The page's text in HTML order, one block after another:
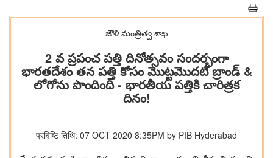
జౌళి మంత్రిత్వ శాఖ
2 వ ప్రపంచ పత్తి దినోత్సవం సందర్భంగా
భారతదేశం తన పత్తి కోసం మొట్టమొదటి బ్రాండ్ &
లోగోను పొందింది - భారతీయ పత్తికి చారిత్రక
దినం!
प्रविष्टि तिथि: 07 OCT 2020 8:35PM by PIB Hyderabad